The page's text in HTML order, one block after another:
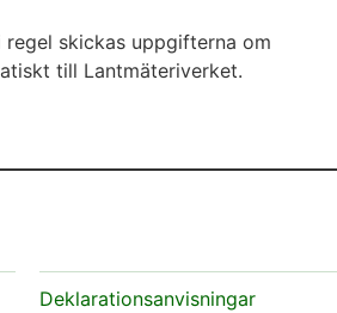
skickas uppgifterna om
till Lantmäteriverket.
Deklarationsanvisningar